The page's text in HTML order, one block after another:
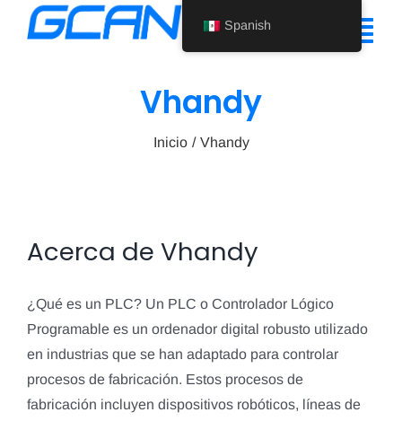
Póngase en contacto con nosotros
Vhandy
Inicio Vhandy
Acerca de Vhandy
¿Qué es un PLC? Un PLC o Controlador Lógico
Programable es un ordenador digital robusto utilizado
en industrias que se han adaptado para controlar
procesos de fabricación. Estos procesos de
fabricación incluyen dispositivos robóticos, líneas de
Spanish